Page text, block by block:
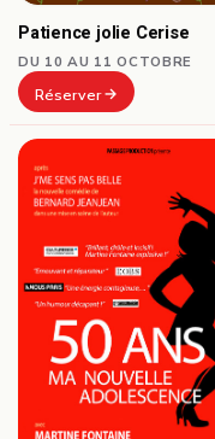
Patience jolie Cerise
DU 10 AU 11 OCTOBRE
Réserver